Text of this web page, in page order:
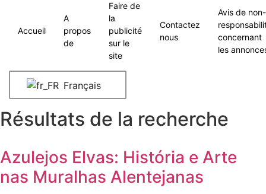
Accueil
A
propos
de
Faire de
la
publicité
sur le
site
Contactez
nous
Avis de non-
concernant
les
Français
Résultats de la recherche
Azulejos Elvas: História e Arte
nas Muralhas Alentejanas